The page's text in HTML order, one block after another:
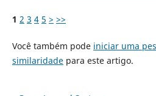
1 2 3 4 5 > >>
Você também pode iniciar uma
similaridadepara este artigo.